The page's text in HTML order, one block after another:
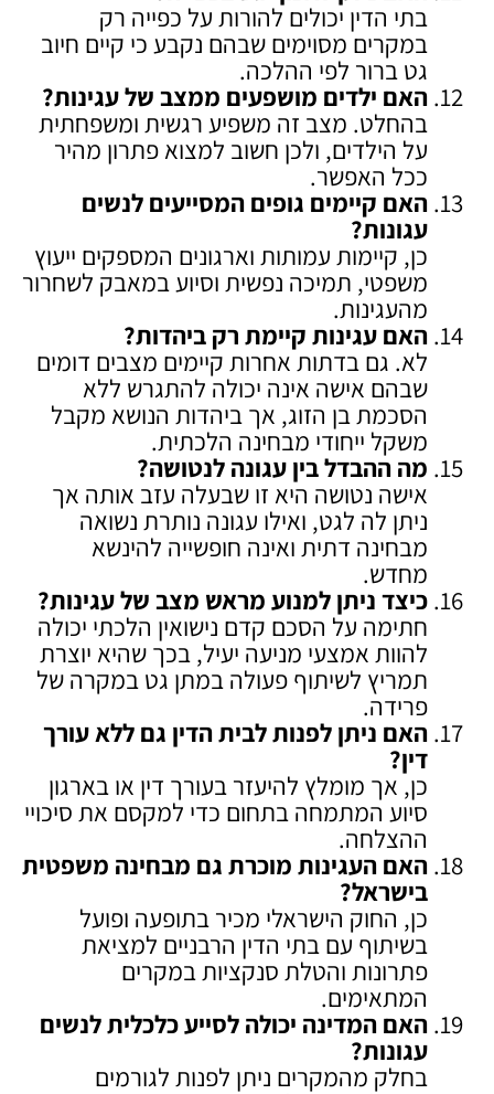
בתי הדין יכולים להורות על כפייה רק
במקרים מסוימים שבהם נקבע כי קיים חיוב
גט ברור לפי ההלכה.
האם ילדים מושפעים ממצב של עגינות?
בהחלט. מצב זה משפיע רגשית ומשפחתית
על הילדים, ולכן חשוב למצוא פתרון מהיר
ככל האפשר.
האם קיימים גופים המסייעים לנשים
עגונות?
כן, קיימות עמותות וארגונים המספקים ייעוץ
משפטי, תמיכה נפשית וסיוע במאבק לשחרור
מהעגינות.
האם עגינות קיימת רק ביהדות?
לא. גם בדתות אחרות קיימים מצבים דומים
שבהם אישה אינה יכולה להתגרש ללא
הסכמת בן הזוג, אך ביהדות הנושא מקבל
משקל ייחודי מבחינה הלכתית.
מה ההבדל בין עגונה לנטושה?
אישה נטושה היא זו שבעלה עזב אותה אך
ניתן לה לגט, ואילו עגונה נותרת נשואה
מבחינה דתית ואינה חופשייה להינשא
מחדש.
כיצד ניתן למנוע מראש מצב של עגינות?
חתימה על הסכם קדם נישואין הלכתי יכולה
להוות אמצעי מניעה יעיל, בכך שהיא יוצרת
תמריץ לשיתוף פעולה במתן גט במקרה של
פרידה.
האם ניתן לפנות לבית הדין גם ללא עורך
דין?
כן, אך מומלץ להיעזר בעורך דין או בארגון
סיוע המתמחה בתחום כדי למקסם את סיכויי
ההצלחה.
האם העגינות מוכרת גם מבחינה משפטית
בישראל?
כן, החוק הישראלי מכיר בתופעה ופועל
בשיתוף עם בתי הדין הרבניים למציאת
פתרונות והטלת סנקציות במקרים
המתאימים.
האם המדינה יכולה לסייע כלכלית לנשים
עגונות?
בחלק מהמקרים ניתן לפנות לגורמים